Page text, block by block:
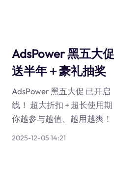
AdsPower 黑五大
送半年＋豪礼抽奖
AdsPower 黑五大促 已开
线！ 超大折扣 + 超长使用
你越参与越值、越用越爽！
2025-12-05 14:21